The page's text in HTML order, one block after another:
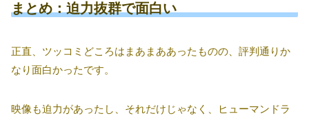
まとめ：迫力抜群で面白い
正直、ツッコミどころはまあまああったものの、評判通りか
なり面白かったです。
映像も迫力があったし、それだけじゃなく、ヒューマンドラ